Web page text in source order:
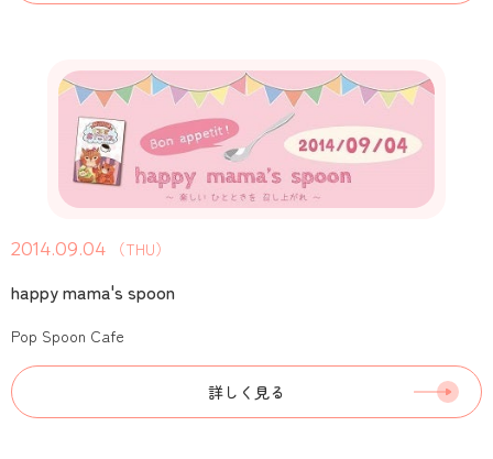
2014.09.04 （THU）
happy mama's spoon
Pop Spoon Cafe
詳しく見る